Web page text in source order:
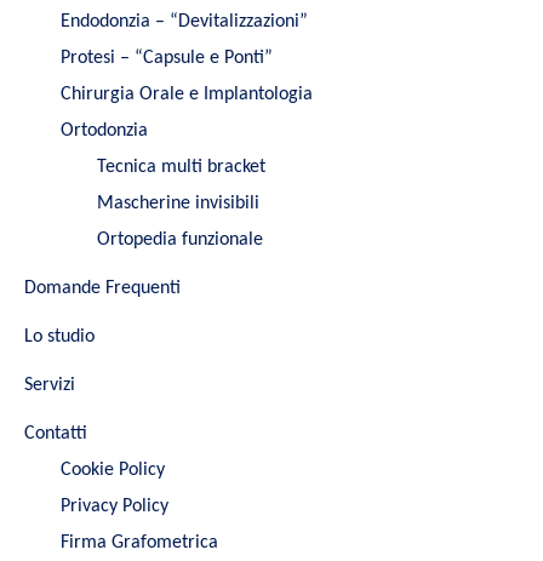
Endodonzia – “Devitalizzazioni”
Protesi – “Capsule e Ponti”
Chirurgia Orale e Implantologia
Ortodonzia
Tecnica multi bracket
Mascherine invisibili
Ortopedia funzionale
Domande Frequenti
Lo studio
Servizi
Contatti
Cookie Policy
Privacy Policy
Firma Grafometrica